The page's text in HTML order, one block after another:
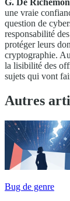
une vraie
question de
responsabilité
protéger leurs
cryptographie.
la lisibilité des
sujets qui vont
Autres
Bug de genre